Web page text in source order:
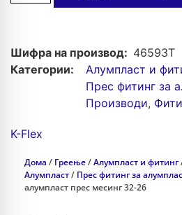
Шифра на производ: 46593T
Категории:
Алумпласт и
Прес фитинг за
Производи,
K-Flex
Дома / Греење/Алумпласт и фитинг
Алумпласт/ Прес фитинг за
алумпласт прес месинг 32-26